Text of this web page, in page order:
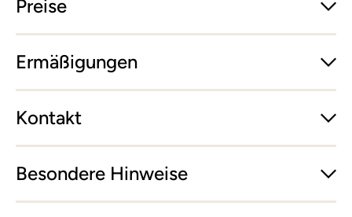
Preise
Ermäßigungen
Kontakt
Besondere Hinweise